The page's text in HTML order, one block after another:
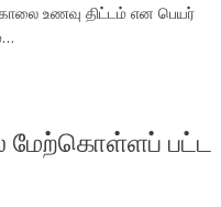
உணவு திட்டம் என பெயர்
மேற்கொள்ளப் பட்ட